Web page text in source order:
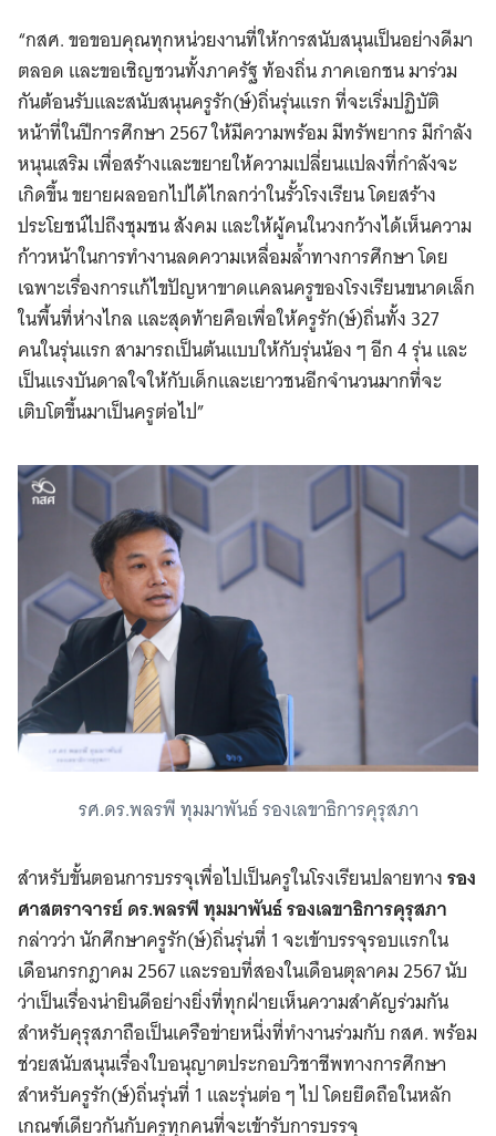
“กสศ. ขอขอบคุณทุกหน่วยงานที่ให้การสนับสนุนเป็นอย่างดีมา
ตลอด และขอเชิญชวนทั้งภาครัฐ ท้องถิ่น ภาคเอกชน มาร่วม
กันต้อนรับและสนับสนุนครูรัก(ษ์)ถิ่นรุ่นแรก ที่จะเริ่มปฏิบัติ
หน้าที่ในปีการศึกษา 2567 ให้มีความพร้อม มีทรัพยากร มีกำลัง
หนุนเสริม เพื่อสร้างและขยายให้ความเปลี่ยนแปลงที่กำลังจะ
เกิดขึ้น ขยายผลออกไปได้ไกลกว่าในรั้วโรงเรียน โดยสร้าง
ประโยชน์ไปถึงชุมชน สังคม และให้ผู้คนในวงกว้างได้เห็นความ
ก้าวหน้าในการทำงานลดความเหลื่อมล้ำทางการศึกษา โดย
เฉพาะเรื่องการแก้ไขปัญหาขาดแคลนครูของโรงเรียนขนาดเล็ก
ในพื้นที่ห่างไกล และสุดท้ายคือเพื่อให้ครูรัก(ษ์)ถิ่นทั้ง 327
คนในรุ่นแรก สามารถเป็นต้นแบบให้กับรุ่นน้อง ๆ อีก 4 รุ่น และ
เป็นแรงบันดาลใจให้กับเด็กและเยาวชนอีกจำนวนมากที่จะ
เติบโตขึ้นมาเป็นครูต่อไป”
รศ.ดร.พลรพี ทุมมาพันธ์ รองเลขาธิการคุรุสภา
สำหรับขั้นตอนการบรรจุเพื่อไปเป็นครูในโรงเรียนปลายทางรอง
ศาสตราจารย์ ดร.พลรพี ทุมมาพันธ์ รองเลขาธิการคุรุสภา
กล่าวว่า นักศึกษาครูรัก(ษ์)ถิ่นรุ่นที่ 1 จะเข้าบรรจุรอบแรกใน
เดือนกรกฎาคม 2567 และรอบที่สองในเดือนตุลาคม 2567 นับ
ว่าเป็นเรื่องน่ายินดีอย่างยิ่งที่ทุกฝ่ายเห็นความสำคัญร่วมกัน
สำหรับคุรุสภาถือเป็นเครือข่ายหนึ่งที่ทำงานร่วมกับ กสศ. พร้อม
ช่วยสนับสนุนเรื่องใบอนุญาตประกอบวิชาชีพทางการศึกษา
สำหรับครูรัก(ษ์)ถิ่นรุ่นที่ 1 และรุ่นต่อ ๆ ไป โดยยึดถือในหลัก
เกณฑ์เดียวกันกับครูทุกคนที่จะเข้ารับการบรรจุ